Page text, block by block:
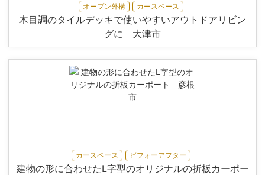
オープン外構 カースペース
木目調のタイルデッキで使いやすいアウトドアリビン
グに 大津市
カースペース ビフォーアフター
建物の形に合わせたL字型のオリジナルの折板カーポー